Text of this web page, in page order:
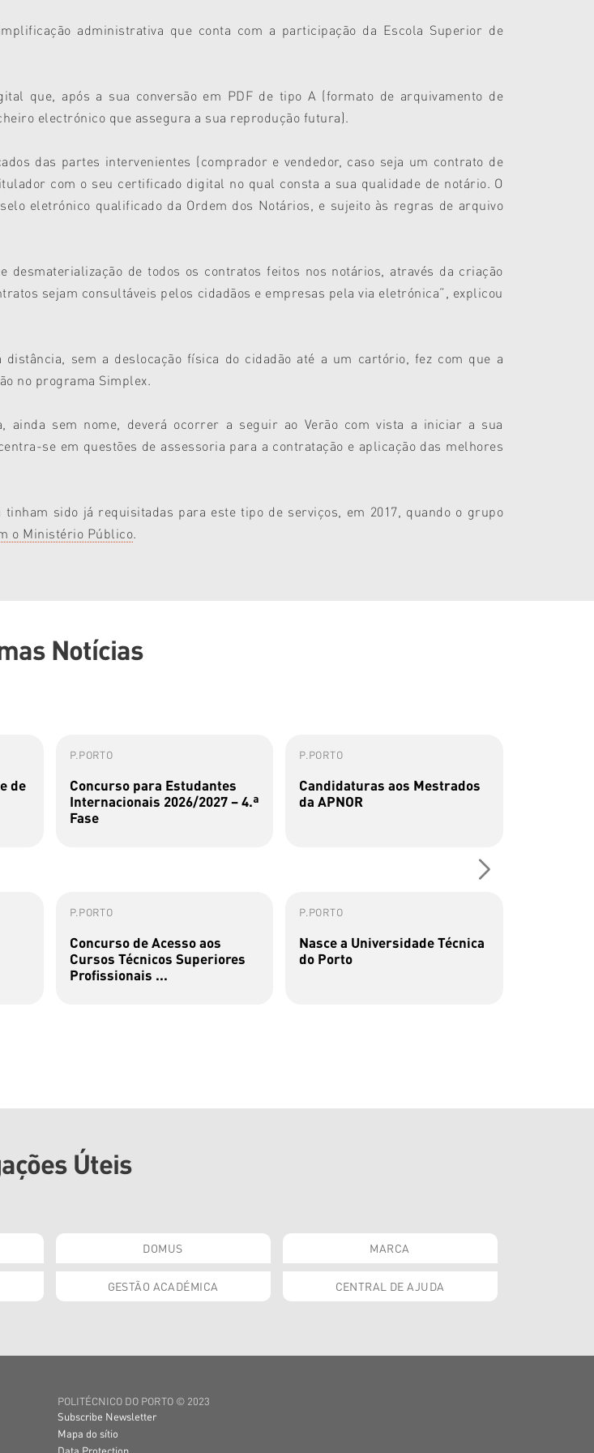
administrativa que conta com a participação da Escola Superior de
que, após a sua conversão em PDF de tipo A (formato de arquivamento de
electrónico que assegura a sua reprodução futura).
das partes intervenientes (comprador e vendedor, caso seja um contrato de
com o seu certificado digital no qual consta a sua qualidade de notário. O
eletrónico qualificado da Ordem dos Notários, e sujeito às regras de arquivo
de todos os contratos feitos nos notários, através da criação
sejam consultáveis pelos cidadãos e empresas pela via eletrónica”, explicou
sem a deslocação física do cidadão até a um cartório, fez com que a
no programa Simplex.
ainda sem nome, deverá ocorrer a seguir ao Verão com vista a iniciar a sua
se em questões de assessoria para a contratação e aplicação das melhores
sido já requisitadas para este tipo de serviços, em 2017, quando o grupo
o Ministério Público.
Notícias
de
P.PORTO
Concurso para Estudantes
Internacionais 2026/2027 – 4.ª
Fase
P.PORTO
Candidaturas aos Mestrados
da APNOR
P.PORTO
Concurso de Acesso aos
Cursos Técnicos Superiores
Profissionais ...
P.PORTO
Nasce a Universidade Técnica
do Porto
Úteis
DOMUS MARCA
GESTÃO ACADÉMICA CENTRAL DE AJUDA
POLITÉCNICO DO PORTO © 2023
Subscribe Newsletter
Mapa do sítio
Data Protection